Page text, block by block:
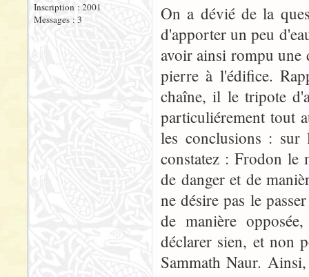
Inscription : 2001
Messages : 3
On a dévié de la
d'apporter un peu
avoir ainsi rompu une
pierre à l'édifice.
chaîne, il le tripote
particuliérement tout
les conclusions :
constatez : Frodon
de danger et de
ne désire pas le
de manière
déclarer sien, et non
Sammath Naur.